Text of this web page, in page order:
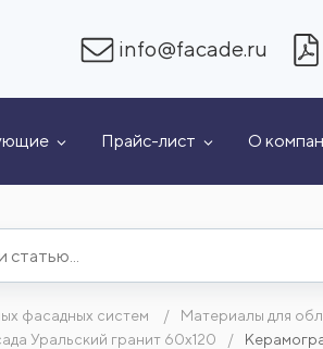
info@facade.ru
Прайс-лист О
фасадных систем Материалы для
Уральский гранит 60x120